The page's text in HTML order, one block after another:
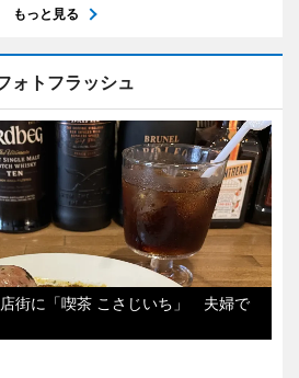
もっと見る
ォトフラッシュ
街に「喫茶 こさじいち」 夫婦で